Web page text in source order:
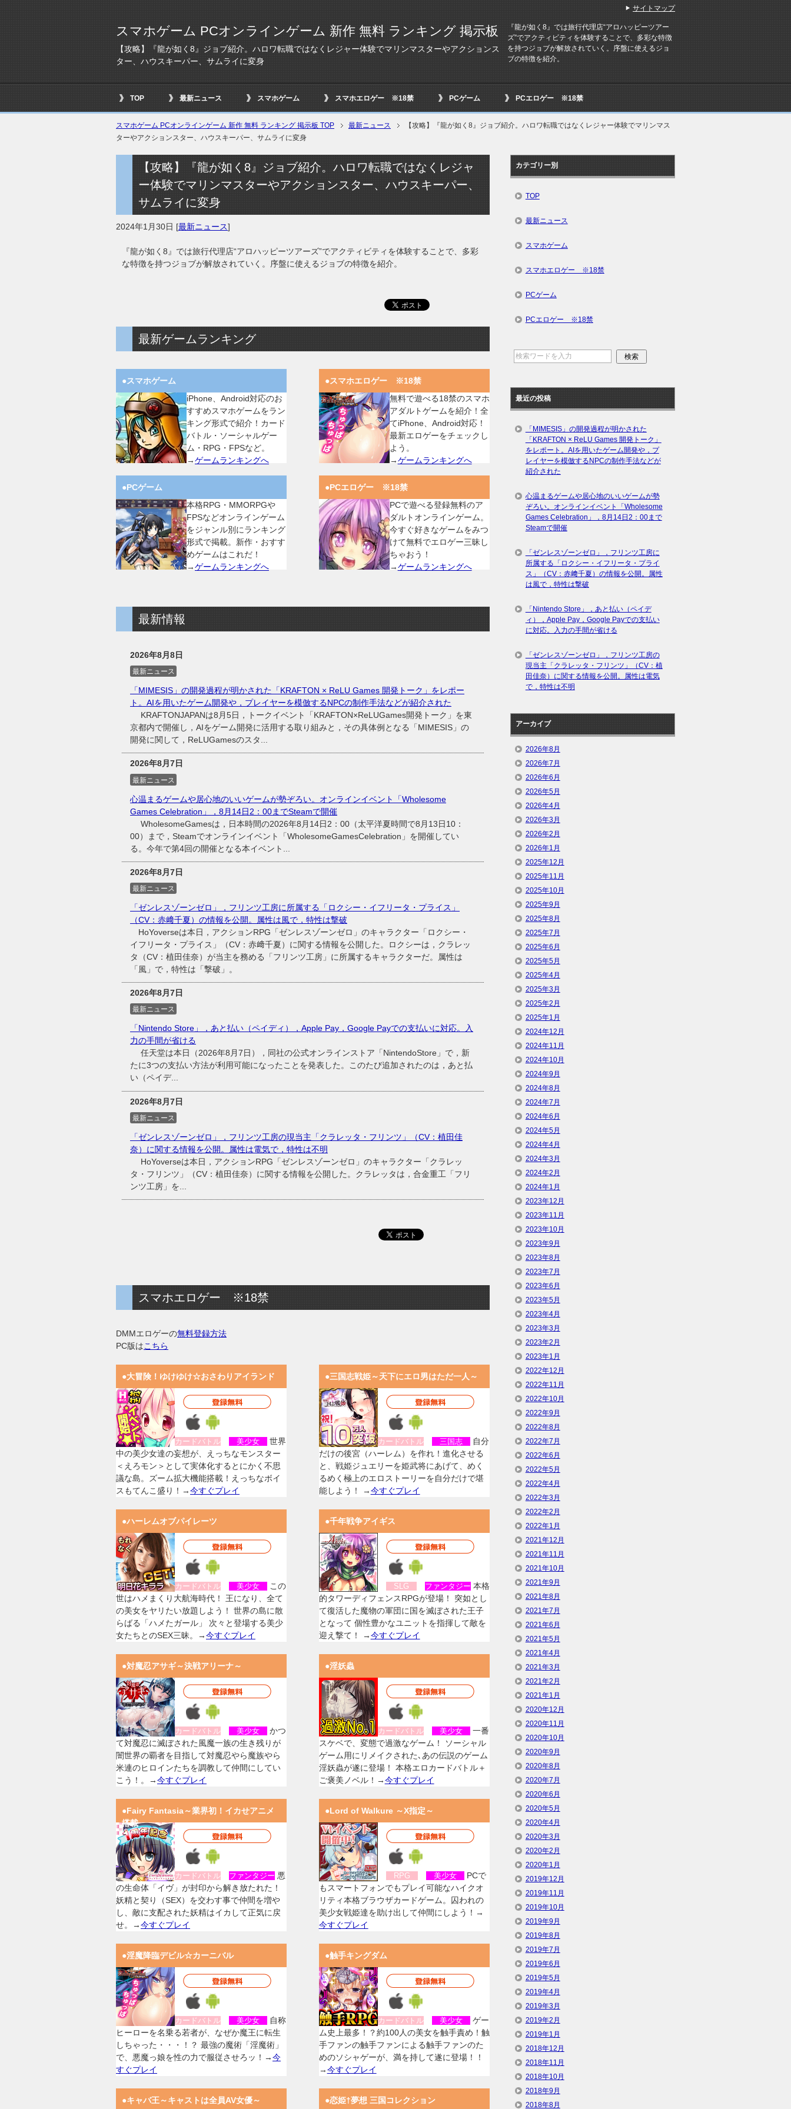
スマホゲーム PCオンラインゲーム 新作 無料 ランキング 掲示板
【攻略】『龍が如く8』ジョブ紹介。ハロワ転職ではなくレジャー体験でマリンマスターやアクションス
ター、ハウスキーパー、サムライに変身
『龍が如く8』では旅行代理店“アロハッピーツアー
ズ”でアクティビティを体験することで、多彩な特徴
を持つジョブが解放されていく。序盤に使えるジョ
ブの特徴を紹介。
TOP 最新ニュース スマホゲーム スマホエロゲー ※18禁 PCゲーム PCエロゲー ※18禁
スマホゲーム PCオンラインゲーム 新作 無料 ランキング 掲示板 TOP 最新ニュース
【攻略】『龍が如く8』ジョブ紹介。ハロワ転職ではなくレジャー体験でマリンマス
ターやアクションスター、ハウスキーパー、サムライに変身
【攻略】『龍が如く8』ジョブ紹介。ハロワ転職ではなくレジャ
ー体験でマリンマスターやアクションスター、ハウスキーパー、
サムライに変身
2024年1月30日 [最新ニュース]
『龍が如く8』では旅行代理店“アロハッピーツアーズ”でアクティビティを体験することで、多彩
な特徴を持つジョブが解放されていく。序盤に使えるジョブの特徴を紹介。
最新ゲームランキング
●スマホゲーム
iPhone、Android対応のお
すすめスマホゲームをラン
キング形式で紹介！カード
バトル・ソーシャルゲー
ム・RPG・FPSなど。
→ゲームランキングへ
●スマホエロゲー ※18禁
無料で遊べる18禁のスマホ
アダルトゲームを紹介！全
てiPhone、Android対応！
最新エロゲーをチェックし
よう。
→ゲームランキングへ
●PCゲーム
本格RPG・MMORPGや
FPSなどオンラインゲーム
をジャンル別にランキング
形式で掲載。新作・おすす
めゲームはこれだ！
→ゲームランキングへ
●PCエロゲー ※18禁
PCで遊べる登録無料のア
ダルトオンラインゲーム。
今すぐ好きなゲームをみつ
けて無料でエロゲー三昧し
ちゃおう！
→ゲームランキングへ
最新情報
2026年8月8日
最新ニュース
「MIMESIS」の開発過程が明かされた「KRAFTON × ReLU Games 開発トーク」をレポー
ト。AIを用いたゲーム開発や，プレイヤーを模倣するNPCの制作手法などが紹介された
KRAFTONJAPANは8月5日，トークイベント「KRAFTON×ReLUGames開発トーク」を東
京都内で開催し，AIをゲーム開発に活用する取り組みと，その具体例となる「MIMESIS」の
開発に関して，ReLUGamesのスタ...
2026年8月7日
最新ニュース
心温まるゲームや居心地のいいゲームが勢ぞろい。オンラインイベント「Wholesome
Games Celebration」，8月14日2：00までSteamで開催
WholesomeGamesは，日本時間の2026年8月14日2：00（太平洋夏時間で8月13日10：
00）まで，Steamでオンラインイベント「WholesomeGamesCelebration」を開催してい
る。今年で第4回の開催となる本イベント...
2026年8月7日
最新ニュース
「ゼンレスゾーンゼロ」，フリンツ工房に所属する「ロクシー・イフリータ・プライス」
（CV：赤﨑千夏）の情報を公開。属性は風で，特性は撃破
HoYoverseは本日，アクションRPG「ゼンレスゾーンゼロ」のキャラクター「ロクシー・
イフリータ・プライス」（CV：赤﨑千夏）に関する情報を公開した。ロクシーは，クラレッ
タ（CV：植田佳奈）が当主を務める「フリンツ工房」に所属するキャラクターだ。属性は
「風」で，特性は「撃破」。
2026年8月7日
最新ニュース
「Nintendo Store」，あと払い（ペイディ），Apple Pay，Google Payでの支払いに対応。入
力の手間が省ける
任天堂は本日（2026年8月7日），同社の公式オンラインストア「NintendoStore」で，新
たに3つの支払い方法が利用可能になったことを発表した。このたび追加されたのは，あと払
い（ペイデ...
2026年8月7日
最新ニュース
「ゼンレスゾーンゼロ」，フリンツ工房の現当主「クラレッタ・フリンツ」（CV：植田佳
奈）に関する情報を公開。属性は電気で，特性は不明
HoYoverseは本日，アクションRPG「ゼンレスゾーンゼロ」のキャラクター「クラレッ
タ・フリンツ」（CV：植田佳奈）に関する情報を公開した。クラレッタは，合金重工「フリ
ンツ工房」を...
スマホエロゲー ※18禁
DMMエロゲーの無料登録方法
PC版はこちら
●大冒険！ゆけゆけ☆おさわりアイランド
カードバトル 美少女
世界
中の美少女達の妄想が、えっちなモンスター
＜えろモン＞として実体化するとにかく不思
議な島。ズーム拡大機能搭載！えっちなボイ
スもてんこ盛り！→今すぐプレイ
●三国志戦姫～天下にエロ男はただ一人～
カードバトル 三国志
自分
だけの後宮（ハーレム）を作れ！進化させる
と、戦姫ジュエリーを姫武将にあげて、めく
るめく極上のエロストーリーを自分だけで堪
能しよう！ →今すぐプレイ
●ハーレムオブパイレーツ
カードバトル 美少女
この
世はハメまくり大航海時代！ 王になり、全て
の美女をヤリたい放題しよう！ 世界の島に散
らばる「ハメたガール」 次々と登場する美少
女たちとのSEX三昧。→今すぐプレイ
●千年戦争アイギス
SLG ファンタジー 本格
的タワーディフェンスRPGが登場！ 突如とし
て復活した魔物の軍団に国を滅ぼされた王子
となって 個性豊かなユニットを指揮して敵を
迎え撃て！ →今すぐプレイ
●対魔忍アサギ～決戦アリーナ～
カードバトル 美少女
かつ
て対魔忍に滅ぼされた風魔一族の生き残りが
闇世界の覇者を目指して対魔忍やら魔族やら
米連のヒロインたちを調教して仲間にしてい
こう！。→今すぐプレイ
●淫妖蟲
カードバトル 美少女
一番
スケベで、変態で過激なゲーム！ ソーシャル
ゲーム用にリメイクされた､あの伝説のゲーム
淫妖蟲が遂に登場！ 本格エロカードバトル＋
ご褒美ノベル！→今すぐプレイ
●Fairy Fantasia～業界初！イカせアニメ
搭載
カードバトル ファンタジー 悪
の生命体「イヴ」が封印から解き放たれた！
妖精と契り（SEX）を交わす事で仲間を増や
し、敵に支配された妖精はイカして正気に戻
せ。→今すぐプレイ
●Lord of Walkure ～X指定～
RPG 美少女
PCで
もスマートフォンでもプレイ可能なハイクオ
リティ本格ブラウザカードゲーム。囚われの
美少女戦姫達を助け出して仲間にしよう！→
今すぐプレイ
●淫魔降臨デビル☆カーニバル
カードバトル 美少女
自称
ヒーローを名乗る若者が、なぜか魔王に転生
しちゃった・・・！？ 最強の魔術「淫魔術」
で、悪魔っ娘を性の力で服従させろッ！→今
すぐプレイ
●触手キングダム
カードバトル 美少女
ゲー
ム史上最多！？約100人の美女を触手責め！触
手ファンの触手ファンによる触手ファンのた
めのソシャゲーが、満を持して遂に登場！！
→今すぐプレイ
●キャバ王～キャストは全員AV女優～ ●恋姫†夢想 三国コレクション
カテゴリー別
TOP
最新ニュース
スマホゲーム
スマホエロゲー ※18禁
PCゲーム
PCエロゲー ※18禁
最近の投稿
「MIMESIS」の開発過程が明かされた
「KRAFTON × ReLU Games 開発トーク」
をレポート。AIを用いたゲーム開発や，プ
レイヤーを模倣するNPCの制作手法などが
紹介された
心温まるゲームや居心地のいいゲームが勢
ぞろい。オンラインイベント「Wholesome
Games Celebration」，8月14日2：00まで
Steamで開催
「ゼンレスゾーンゼロ」，フリンツ工房に
所属する「ロクシー・イフリータ・プライ
ス」（CV：赤﨑千夏）の情報を公開。属性
は風で，特性は撃破
「Nintendo Store」，あと払い（ペイデ
ィ），Apple Pay，Google Payでの支払い
に対応。入力の手間が省ける
「ゼンレスゾーンゼロ」，フリンツ工房の
現当主「クラレッタ・フリンツ」（CV：植
田佳奈）に関する情報を公開。属性は電気
で，特性は不明
アーカイブ
2026年8月
2026年7月
2026年6月
2026年5月
2026年4月
2026年3月
2026年2月
2026年1月
2025年12月
2025年11月
2025年10月
2025年9月
2025年8月
2025年7月
2025年6月
2025年5月
2025年4月
2025年3月
2025年2月
2025年1月
2024年12月
2024年11月
2024年10月
2024年9月
2024年8月
2024年7月
2024年6月
2024年5月
2024年4月
2024年3月
2024年2月
2024年1月
2023年12月
2023年11月
2023年10月
2023年9月
2023年8月
2023年7月
2023年6月
2023年5月
2023年4月
2023年3月
2023年2月
2023年1月
2022年12月
2022年11月
2022年10月
2022年9月
2022年8月
2022年7月
2022年6月
2022年5月
2022年4月
2022年3月
2022年2月
2022年1月
2021年12月
2021年11月
2021年10月
2021年9月
2021年8月
2021年7月
2021年6月
2021年5月
2021年4月
2021年3月
2021年2月
2021年1月
2020年12月
2020年11月
2020年10月
2020年9月
2020年8月
2020年7月
2020年6月
2020年5月
2020年4月
2020年3月
2020年2月
2020年1月
2019年12月
2019年11月
2019年10月
2019年9月
2019年8月
2019年7月
2019年6月
2019年5月
2019年4月
2019年3月
2019年2月
2019年1月
2018年12月
2018年11月
2018年10月
2018年9月
2018年8月
サイトマップ